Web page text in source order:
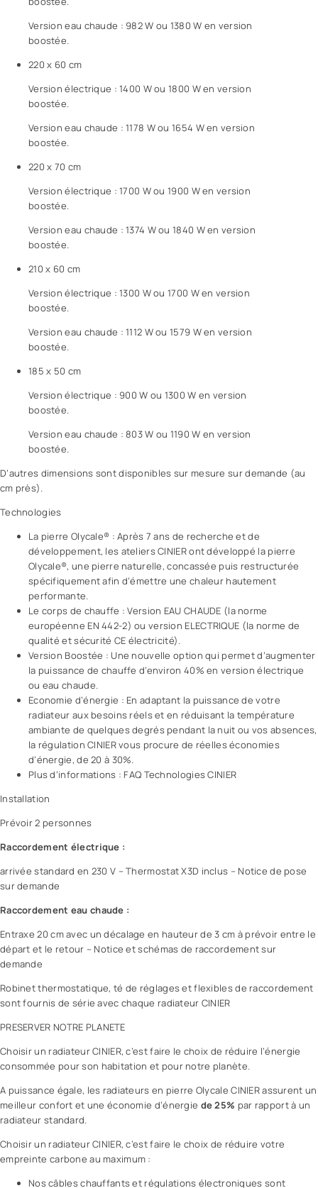
Version eau chaude : 982 W ou 1380 W en version
boostée.
220 x 60 cm
Version électrique : 1400 W ou 1800 W en version
boostée.
Version eau chaude : 1178 W ou 1654 W en version
boostée.
220 x 70 cm
Version électrique : 1700 W ou 1900 W en version
boostée.
Version eau chaude : 1374 W ou 1840 W en version
boostée.
210 x 60 cm
Version électrique : 1300 W ou 1700 W en version
boostée.
Version eau chaude : 1112 W ou 1579 W en version
boostée.
185 x 50 cm
Version électrique : 900 W ou 1300 W en version
boostée.
Version eau chaude : 803 W ou 1190 W en version
boostée.
D’autres dimensions sont disponibles sur mesure sur demande (au
cm près).
Technologies
La pierre Olycale® : Après 7 ans de recherche et de
développement, les ateliers CINIER ont développé la pierre
Olycale®, une pierre naturelle, concassée puis restructurée
spécifiquement afin d’émettre une chaleur hautement
performante.
Le corps de chauffe : Version EAU CHAUDE (la norme
européenne EN 442-2) ou version ELECTRIQUE (la norme de
qualité et sécurité CE électricité).
Version Boostée : Une nouvelle option qui permet d’augmenter
la puissance de chauffe d’environ 40% en version électrique
ou eau chaude.
Economie d’énergie : En adaptant la puissance de votre
radiateur aux besoins réels et en réduisant la température
ambiante de quelques degrés pendant la nuit ou vos absences,
la régulation CINIER vous procure de réelles économies
d’énergie, de 20 à 30%.
Plus d’informations : FAQ Technologies CINIER
Installation
Prévoir 2 personnes
Raccordement électrique :
arrivée standard en 230 V – Thermostat X3D inclus – Notice de pose
sur demande
Raccordement eau chaude :
Entraxe 20 cm avec un décalage en hauteur de 3 cm à prévoir entre le
départ et le retour – Notice et schémas de raccordement sur
demande
Robinet thermostatique, té de réglages et flexibles de raccordement
sont fournis de série avec chaque radiateur CINIER
PRESERVER NOTRE PLANETE
Choisir un radiateur CINIER, c’est faire le choix de réduire l’énergie
consommée pour son habitation et pour notre planète.
A puissance égale, les radiateurs en pierre Olycale CINIER assurent un
meilleur confort et une économie d’énergie de 25% par rapport à un
radiateur standard.
Choisir un radiateur CINIER, c’est faire le choix de réduire votre
empreinte carbone au maximum :
Nos câbles chauffants et régulations électroniques sont